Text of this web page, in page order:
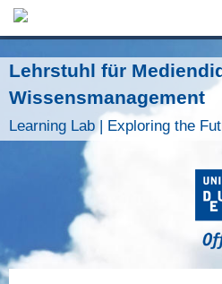
Jump to
Lehrstuhl für
Wissensmanagement
Learning Lab | Exploring the